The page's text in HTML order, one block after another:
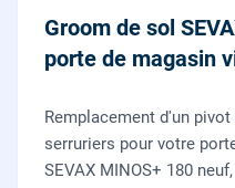
Groom de sol
porte de magasin
Remplacement d'un
serruriers pour votre
SEVAX MINOS+ 180